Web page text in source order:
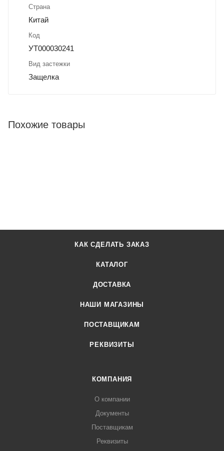
Страна
Китай
Код
УТ000030241
Вид застежки
Защелка
Похожие товары
КАК СДЕЛАТЬ ЗАКАЗ
КАТАЛОГ
ДОСТАВКА
НАШИ МАГАЗИНЫ
ПОСТАВЩИКАМ
РЕКВИЗИТЫ
КОМПАНИЯ
О компании
Документы
Поставщикам
Реквизиты